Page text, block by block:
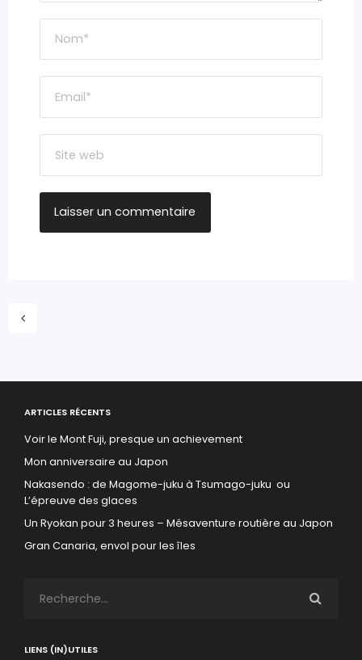
ARTICLES RÉCENTS
Voir le Mont Fuji, presque un achievement
Mon anniversaire au Japon
Nakasendo : de Magome-juku à Tsumago-juku ou
L’épreuve des glaces
Un Ryokan pour 3 heures – Mésaventure routière au Japon
Gran Canaria, envol pour les îles
LIENS (IN)UTILES